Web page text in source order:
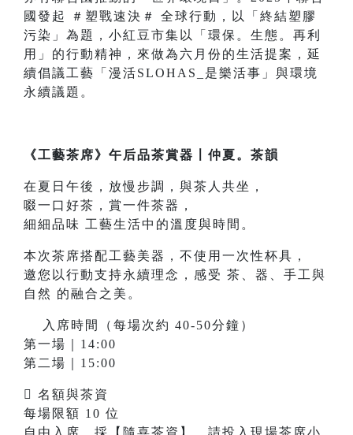
國發起 ＃塑戰速決＃ 全球行動，以「終結塑膠
污染」為題，小紅豆市集以「環保。生態。再利
用」的行動精神，來做為六月份的生活提案，延
續倡議工藝「漫活SLOHAS_是樂活事」與環境
永續議題。
《工藝茶席》午后品茶賞器〡仲夏。茶韻
在夏日午後，放慢步調，與茶人共坐，
啜一口好茶，賞一件茶器，
細細品味 工藝生活中的溫度與時間。
本次茶席搭配工藝美器，不使用一次性杯具，
邀您以行動支持永續理念，感受 茶、器、手工與
自然 的融合之美。
𥳐 入席時間（每場次約 40-50分鐘）
第一場｜14:00
第二場｜15:00
 名額與茶資
每場限額 10 位